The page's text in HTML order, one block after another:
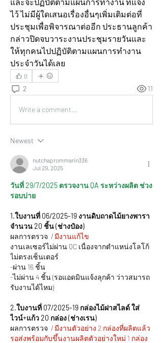
ไว้ ไม่มีผู้ใดเสนอเรื่องอื่นๆเพิ่มเติมต่อที่
ประชุมเพื่อพิจารณาต่ออีก ประธานลูกค้า
กล่าวปิดจบวาระงานประชุมรายวันและ
ให้ทุกคนไปปฏิบัติตามแผนการทำงาน
ประจำวันได้เลย
0
2 11
Write a comment...
Newest
nutchaprommarin336
Jul 29, 2025
วันที่ 29/7/2025 ตรวจงาน QA ระหว่างผลิต ช่วง
รอบบ่าย
1.ใบงานที่ 06/2025-19 งานดิบถาดไม้ยางพารา
จำนวน 20 ชิ้น (ช่างป๋อง)
ผลการตรวจ  / มีงานแก้ไข
งานเลเซอร์ไม่ผ่าน QC เนื่องจากตำแหน่งโลโก้
ไม่ตรงเซ็นเตอร์
-ผ่าน 16 ชิ้น
-ไม่ผ่าน 4 ชิ้น (รอแอดมินแจ้งลุกค้า ว่าวสมารถ
รับงานได้ไหม)
2.ใบงานที่ 07/2025-19 กล่องไม้ฝาสไลด์ ใส่
ไวน์+แก้ว 20 กล่อง (ช่างเรน)
ผลการตรวจ  / มีงานตัวอย่าง 2 กล่องที่ผลิตแล้ว
รอส่งพร้อมกับขึ้นงานผลิตตัวอย่างใหม่ 1 กล่อง